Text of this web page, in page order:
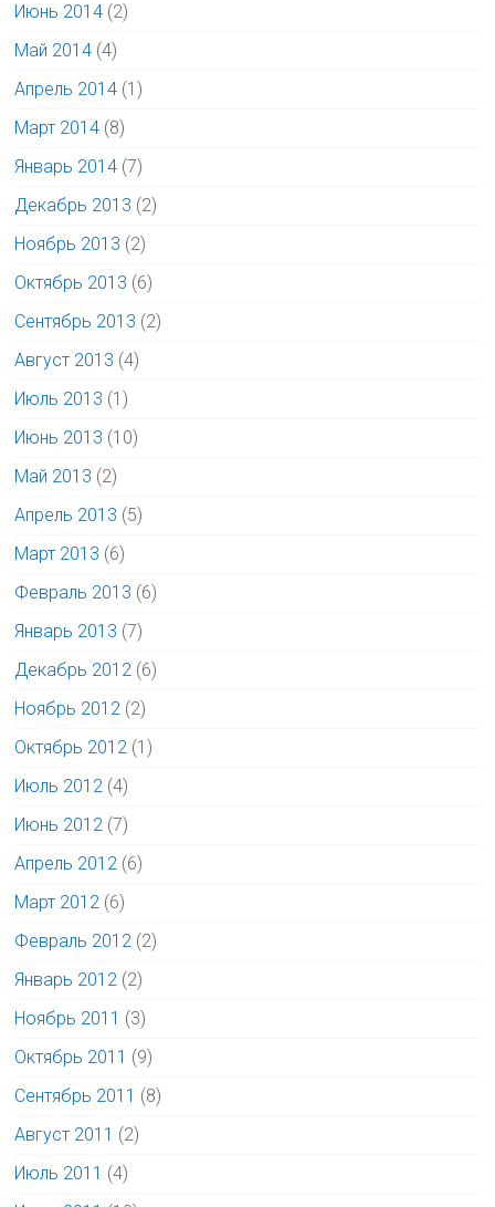
Июнь 2014 (2)
Май 2014 (4)
Апрель 2014 (1)
Март 2014 (8)
Январь 2014 (7)
Декабрь 2013 (2)
Ноябрь 2013 (2)
Октябрь 2013 (6)
Сентябрь 2013 (2)
Август 2013 (4)
Июль 2013 (1)
Июнь 2013 (10)
Май 2013 (2)
Апрель 2013 (5)
Март 2013 (6)
Февраль 2013 (6)
Январь 2013 (7)
Декабрь 2012 (6)
Ноябрь 2012 (2)
Октябрь 2012 (1)
Июль 2012 (4)
Июнь 2012 (7)
Апрель 2012 (6)
Март 2012 (6)
Февраль 2012 (2)
Январь 2012 (2)
Ноябрь 2011 (3)
Октябрь 2011 (9)
Сентябрь 2011 (8)
Август 2011 (2)
Июль 2011 (4)